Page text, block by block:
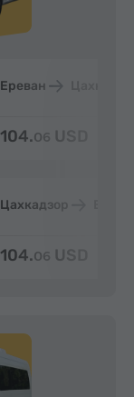
Ереван
104.06 USD
Цахкадзор
104.06 USD